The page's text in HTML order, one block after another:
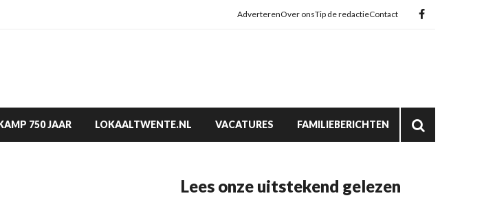
AdverterenOver onsTip de redactieContact
750 JAAR LOKAALTWENTE.NL VACATURES FAMILIEBERICHTEN
Lees onze uitstekend gelezen